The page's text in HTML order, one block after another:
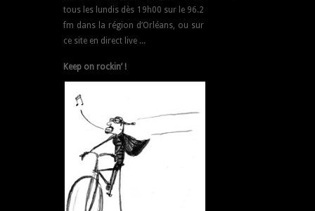
tous les lundis dès 19h00 sur le 96.2
fm dans la région d’Orléans, ou sur
ce site en direct live ...
Keep on rockin’ !